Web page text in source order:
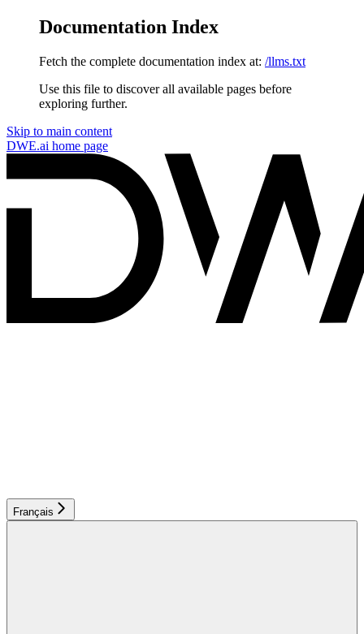
Documentation Index
Fetch the complete documentation index at: /llms.txt
Use this file to discover all available pages before
exploring further.
Skip to main content
DWE.ai home page
Français